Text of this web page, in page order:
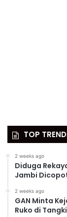
TOP
2 weeks ago
Diduga
Jambi
2 weeks ago
GAN Minta
Ruko di